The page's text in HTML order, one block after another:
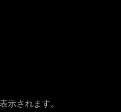
示されます。